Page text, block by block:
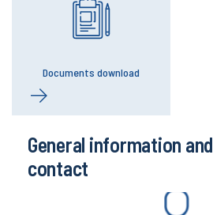
Documents download
General information and
contact